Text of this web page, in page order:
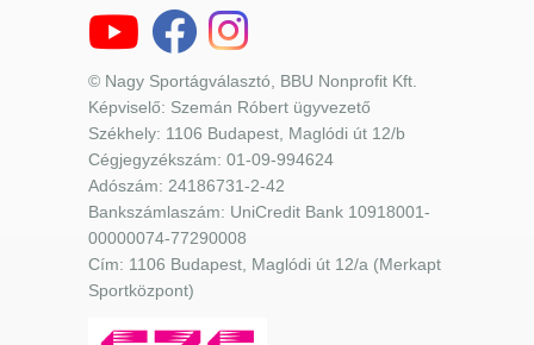
© Nagy Sportágválasztó, BBU Nonprofit Kft.
Képviselő: Szemán Róbert ügyvezető
Székhely: 1106 Budapest, Maglódi út 12/b
Cégjegyzékszám: 01-09-994624
Adószám: 24186731-2-42
Bankszámlaszám: UniCredit Bank 10918001-
00000074-77290008
Cím: 1106 Budapest, Maglódi út 12/a (Merkapt
Sportközpont)